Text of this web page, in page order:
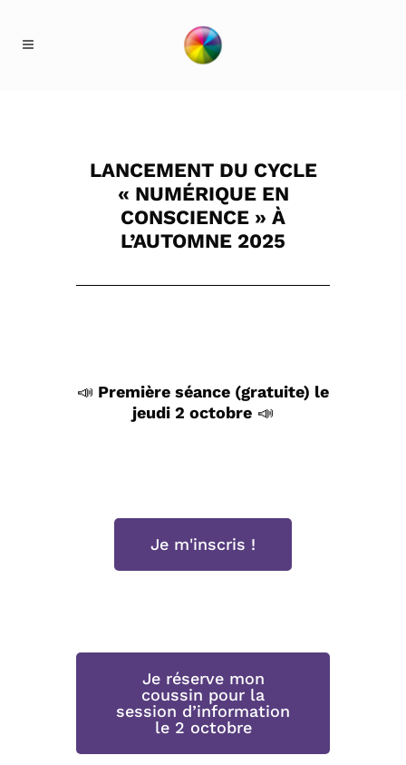
LANCEMENT DU CYCLE
« NUMÉRIQUE EN
CONSCIENCE » À
L’AUTOMNE 2025
📣 Première séance (gratuite) le
jeudi 2 octobre 📣
Je m'inscris !
Je réserve mon
coussin pour la
session d’information
le 2 octobre